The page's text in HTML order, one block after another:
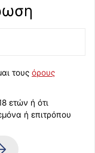
τους όρους
ετών ή ότι
ή επιτρόπου